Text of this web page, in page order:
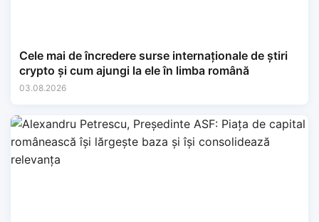
Cele mai de încredere surse internaționale de știri
crypto și cum ajungi la ele în limba română
03.08.2026